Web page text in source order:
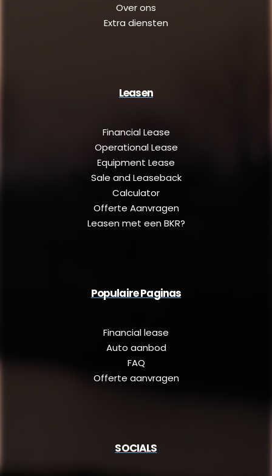
Over ons
Extra diensten
Leasen
Financial Lease
Operational Lease
Equipment Lease
Sale and Leaseback
Calculator
Offerte Aanvragen
Leasen met een BKR?
Populaire Paginas
Financial lease
Auto aanbod
FAQ
Offerte aanvragen
SOCIALS